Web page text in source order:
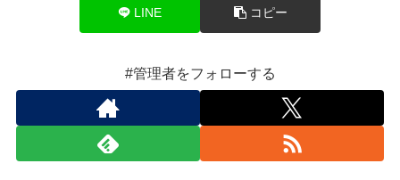
LINE コピー
#管理者をフォローする